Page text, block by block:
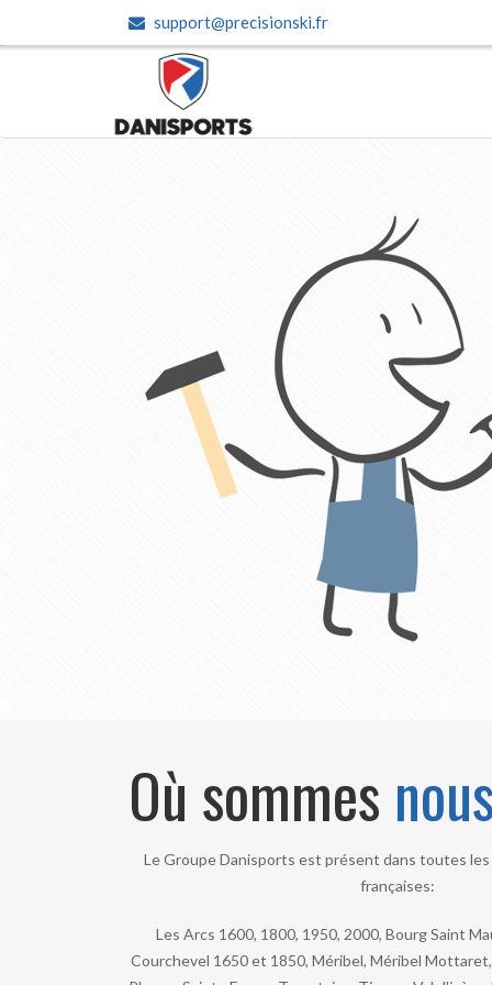
support@precisionski.fr
Où sommes nous
Le Groupe Danisports est présent dans toutes
françaises:
Les Arcs 1600, 1800, 1950, 2000, Bourg Saint
Courchevel 1650 et 1850, Méribel, Méribel Mottaret,